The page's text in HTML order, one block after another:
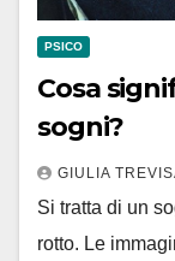
PSICO
Cosa
sogni?
GIULIA
Si tratta di un
rotto. Le